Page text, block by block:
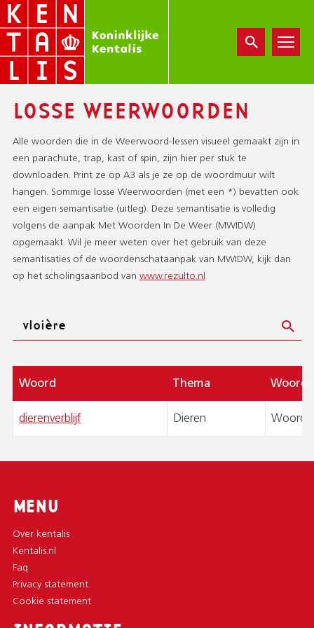
Overslaan
en
de
inhoud
LOSSE WEERWOORDEN
Alle woorden die in de Weerwoord-lessen visueel gemaakt zijn in
een parachute, trap, kast of spin, zijn hier per stuk te
downloaden. Print ze op A3 als je ze op de woordmuur wilt
hangen. Sommige losse Weerwoorden (met een *) bevatten ook
een eigen semantisatie (uitleg). Deze semantisatie is volledig
volgens de aanpak Met Woorden In De Weer (MWIDW)
opgemaakt. Wil je meer weten over het gebruik van deze
semantisaties of de woordenschataanpak van MWIDW, kijk dan
op het scholingsaanbod van www.rezulto.nl
Zoeken
Woord Thema
dierenverblijf Dieren
MENU
Over kentalis
Kentalis.nl
Faq
Privacy statement
Cookie statement